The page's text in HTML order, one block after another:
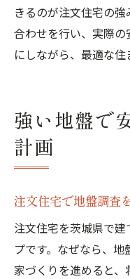
きるのが注文住宅の
合わせを行い、実際
にしながら、最適な住
強い地盤で
計画
注文住宅で地盤調査
注文住宅を茨城県で
プです。なぜなら、
家づくりを進めると